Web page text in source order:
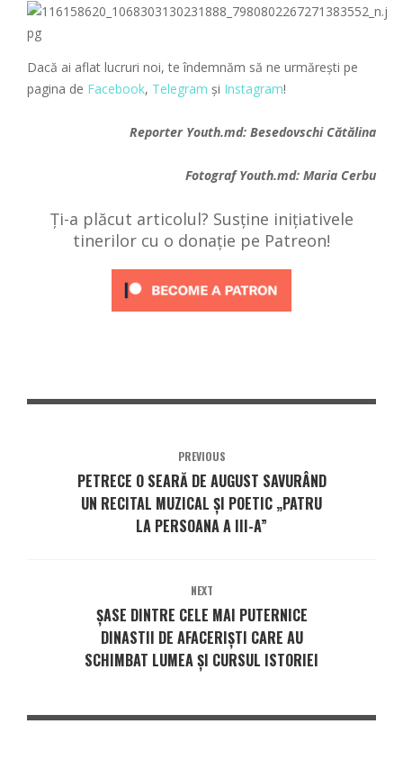
Dacă ai aflat lucruri noi, te îndemnăm să ne urmăreşti pe
pagina de Facebook, Telegram şi Instagram!
Reporter Youth.md: Besedovschi Cătălina
FotografYouth.md: Maria Cerbu
Ți-a plăcut articolul? Susține inițiativele
tinerilor cu o donație pe Patreon!
PREVIOUS
PETRECE O SEARĂ DE AUGUST SAVURÂND
UN RECITAL MUZICAL ȘI POETIC „PATRU
LA PERSOANA A III-A”
NEXT
ȘASE DINTRE CELE MAI PUTERNICE
DINASTII DE AFACERIȘTI CARE AU
SCHIMBAT LUMEA ȘI CURSUL ISTORIEI